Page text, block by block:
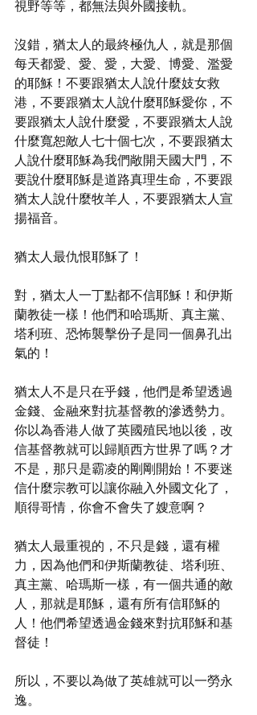
視野等等，都無法與外國接軌。
沒錯，猶太人的最終極仇人，就是那個
每天都愛、愛、愛，大愛、博愛、濫愛
的耶穌！不要跟猶太人說什麼妓女救
港，不要跟猶太人說什麼耶穌愛你，不
要跟猶太人說什麼愛，不要跟猶太人說
什麼寬恕敵人七十個七次，不要跟猶太
人說什麼耶穌為我們敞開天國大門，不
要說什麼耶穌是道路真理生命，不要跟
猶太人說什麼牧羊人，不要跟猶太人宣
揚福音。
猶太人最仇恨耶穌了！
對，猶太人一丁點都不信耶穌！和伊斯
蘭教徒一樣！他們和哈瑪斯、真主黨、
塔利班、恐怖襲擊份子是同一個鼻孔出
氣的！
猶太人不是只在乎錢，他們是希望透過
金錢、金融來對抗基督教的滲透勢力。
你以為香港人做了英國殖民地以後，改
信基督教就可以歸順西方世界了嗎？才
不是，那只是霸凌的剛剛開始！不要迷
信什麼宗教可以讓你融入外國文化了，
順得哥情，你會不會失了嫂意啊？
猶太人最重視的，不只是錢，還有權
力，因為他們和伊斯蘭教徒、塔利班、
真主黨、哈瑪斯一樣，有一個共通的敵
人，那就是耶穌，還有所有信耶穌的
人！他們希望透過金錢來對抗耶穌和基
督徒！
所以，不要以為做了英雄就可以一勞永
逸。